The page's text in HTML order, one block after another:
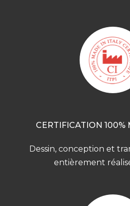
CERTIFICATION 100%
Dessin, conception et
entièrement